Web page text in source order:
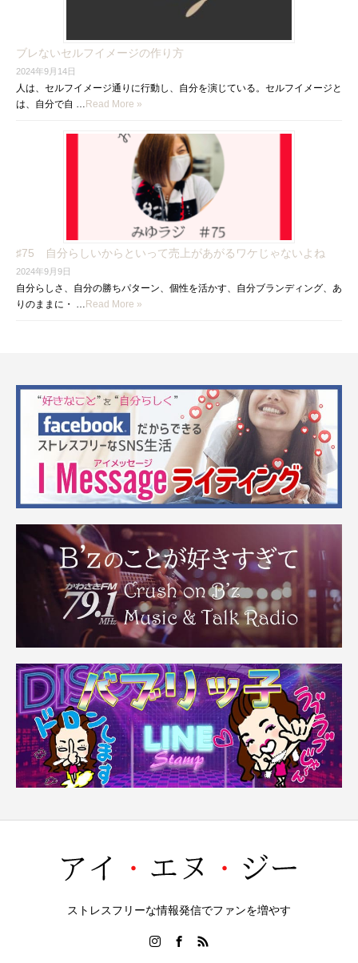
ブレないセルフイメージの作り方
2024年9月14日
人は、セルフイメージ通りに行動し、自分を演じている。セルフイメージと
は、自分で自 … Read More »
♯75 自分らしいからといって売上があがるワケじゃないよね
2024年9月9日
自分らしさ、自分の勝ちパターン、個性を活かす、自分ブランディング、あ
りのままに・ … Read More »
ストレスフリーな情報発信でファンを増やす